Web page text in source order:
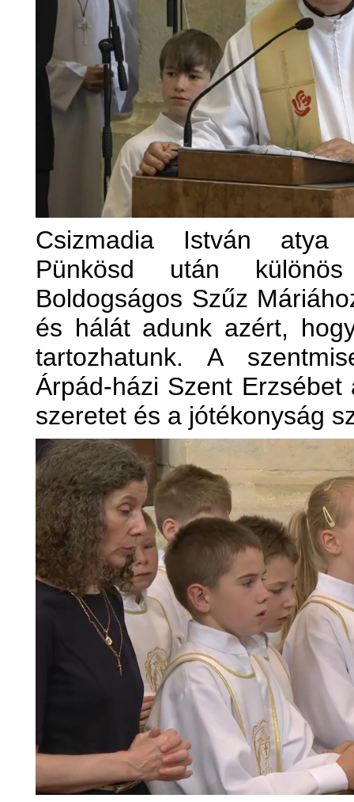
Csizmadia István atya
Pünkösd után
Boldogságos Szűz
és hálát adunk azért,
tartozhatunk. A
Árpád-házi Szent
szeretet és a jótékonyság